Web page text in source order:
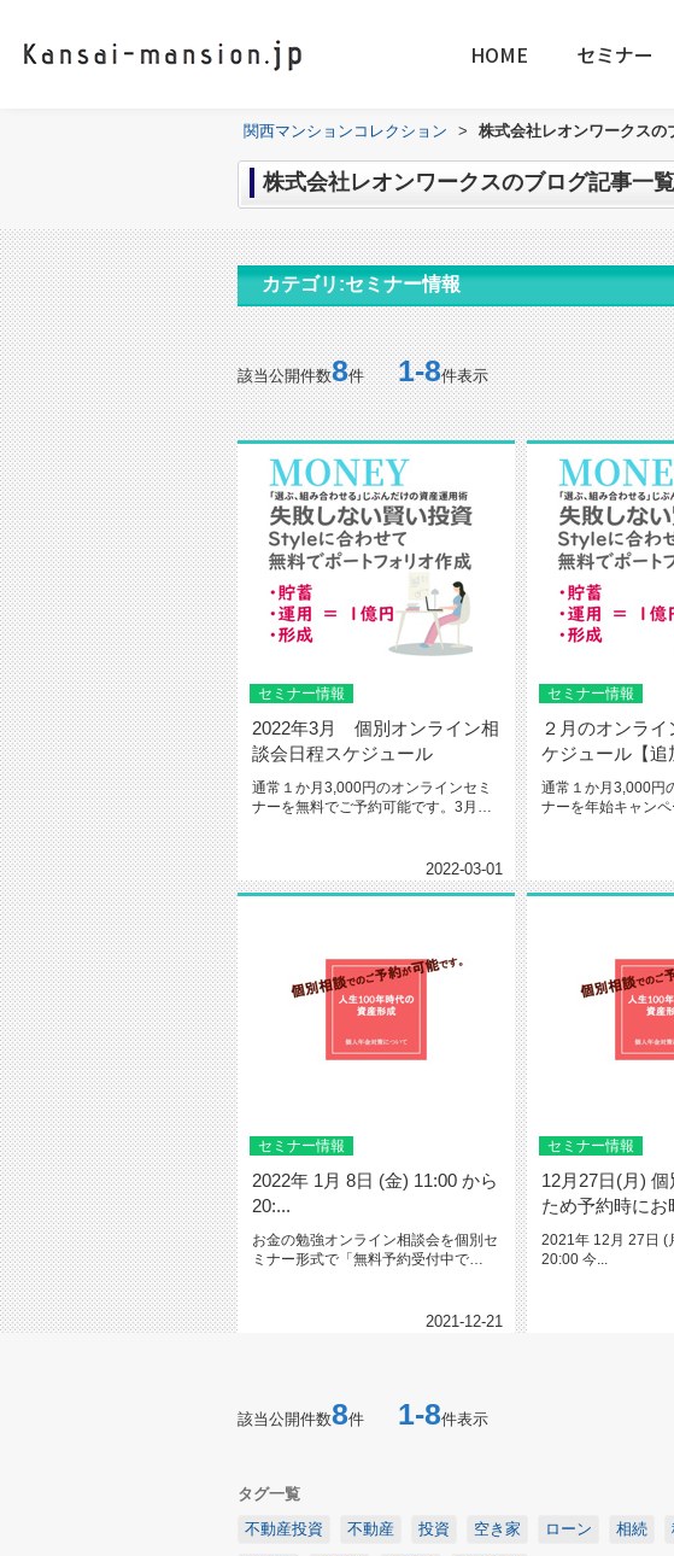
HOME セミナー
関西マンションコレクション > 株式会社レオンワークス
株式会社レオンワークスのブログ記事一
カテゴリ:セミナー情報
該当公開件数8件1-8件表示
セミナー情報
2022年3月 個別オンライン相
談会日程スケジュール
通常１か月3,000円のオンラインセミ
ナーを無料でご予約可能です。3月
2022-03-01
セミナー情報
２月のオンラ
ケジュール【追
通常１か月3,000円
ナーを年始キャン
セミナー情報
2022年 1月 8日 (金) 11:00 から
20:...
お金の勉強オンライン相談会を個別セ
ミナー形式で「無料予約受付中で
2021-12-21
セミナー情報
12月27日(月)
ため予約時にお
2021年 12月 27日
20:00 今...
該当公開件数8件 1-8件表示
タグ一覧
不動産投資
不動産 投資 空き家 ローン 相続